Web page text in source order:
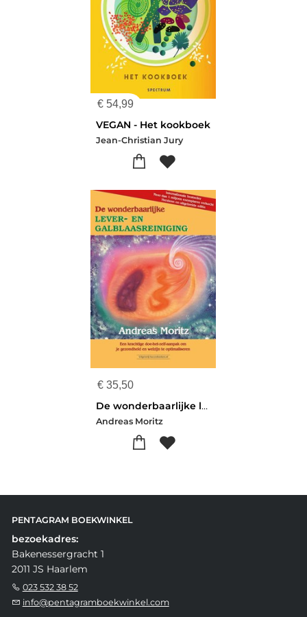
€ 54,99
VEGAN - Het kookboek
Jean-Christian Jury
€ 35,50
De wonderbaarlijke lever- en galblaasreiniging
Andreas Moritz
PENTAGRAM BOEKWINKEL
bezoekadres:
Bakenessergracht 1
2011 JS Haarlem
023 532 38 52
info@pentagramboekwinkel.com